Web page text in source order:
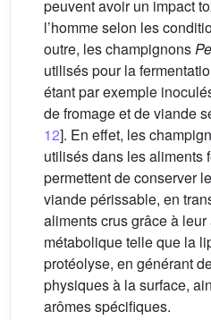
peuvent avoir un impact
l’homme selon les
outre, les champignons
utilisés pour la
étant par exemple
de fromage et de viande
12]. En effet, les
utilisés dans les aliments
permettent de conserver
viande périssable, en
aliments crus grâce à
métabolique telle que la
protéolyse, en générant
physiques à la surface,
arômes spécifiques.